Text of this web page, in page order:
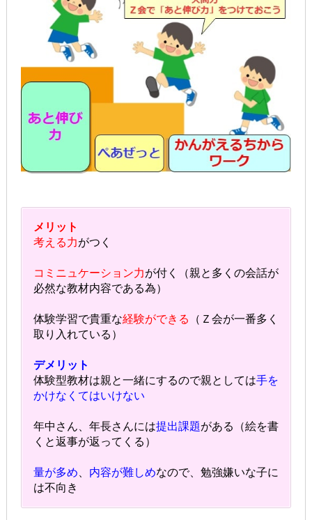
メリット
考える力がつく
コミニュケーション力が付く（親と多くの会話が
必然な教材内容である為）
体験学習で貴重な経験ができる
（Ｚ会が一番多く
取り入れている）
デメリット
体験型教材は親と一緒にするので親としては手を
かけなくてはいけない
年中さん、年長さんには提出課題がある（絵を書
くと返事が返ってくる）
量が多め 内容が難しめなので、勉強嫌いな子に
は不向き